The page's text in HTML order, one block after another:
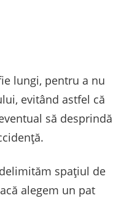
lungi, pentru a nu
evitând astfel că
să desprindă
spațiul de
alegem un pat